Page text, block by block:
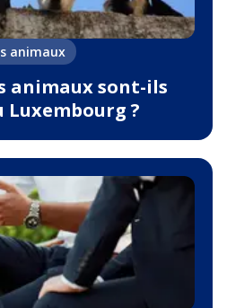
animaux
animaux sont-ils
?